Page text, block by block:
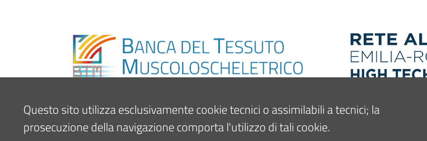
Questo sito utilizza esclusivamente cookie tecnici o assimilabili a tecnici; la
prosecuzione della navigazione comporta l'utilizzo di tali cookie.